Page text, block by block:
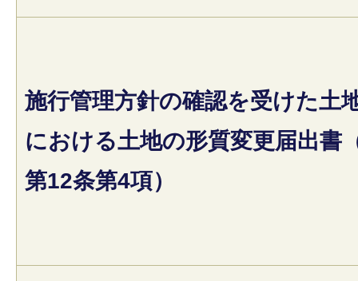
施行管理方針の確認を受けた土
における土地の形質変更届出書
第12条第4項）